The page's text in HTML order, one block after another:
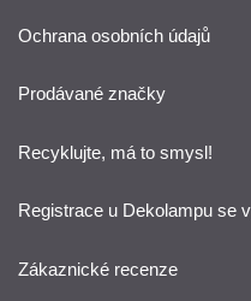
Ochrana osobních údajů
Prodávané značky
Recyklujte, má to smysl!
Registrace u Dekolampu se
Zákaznické recenze